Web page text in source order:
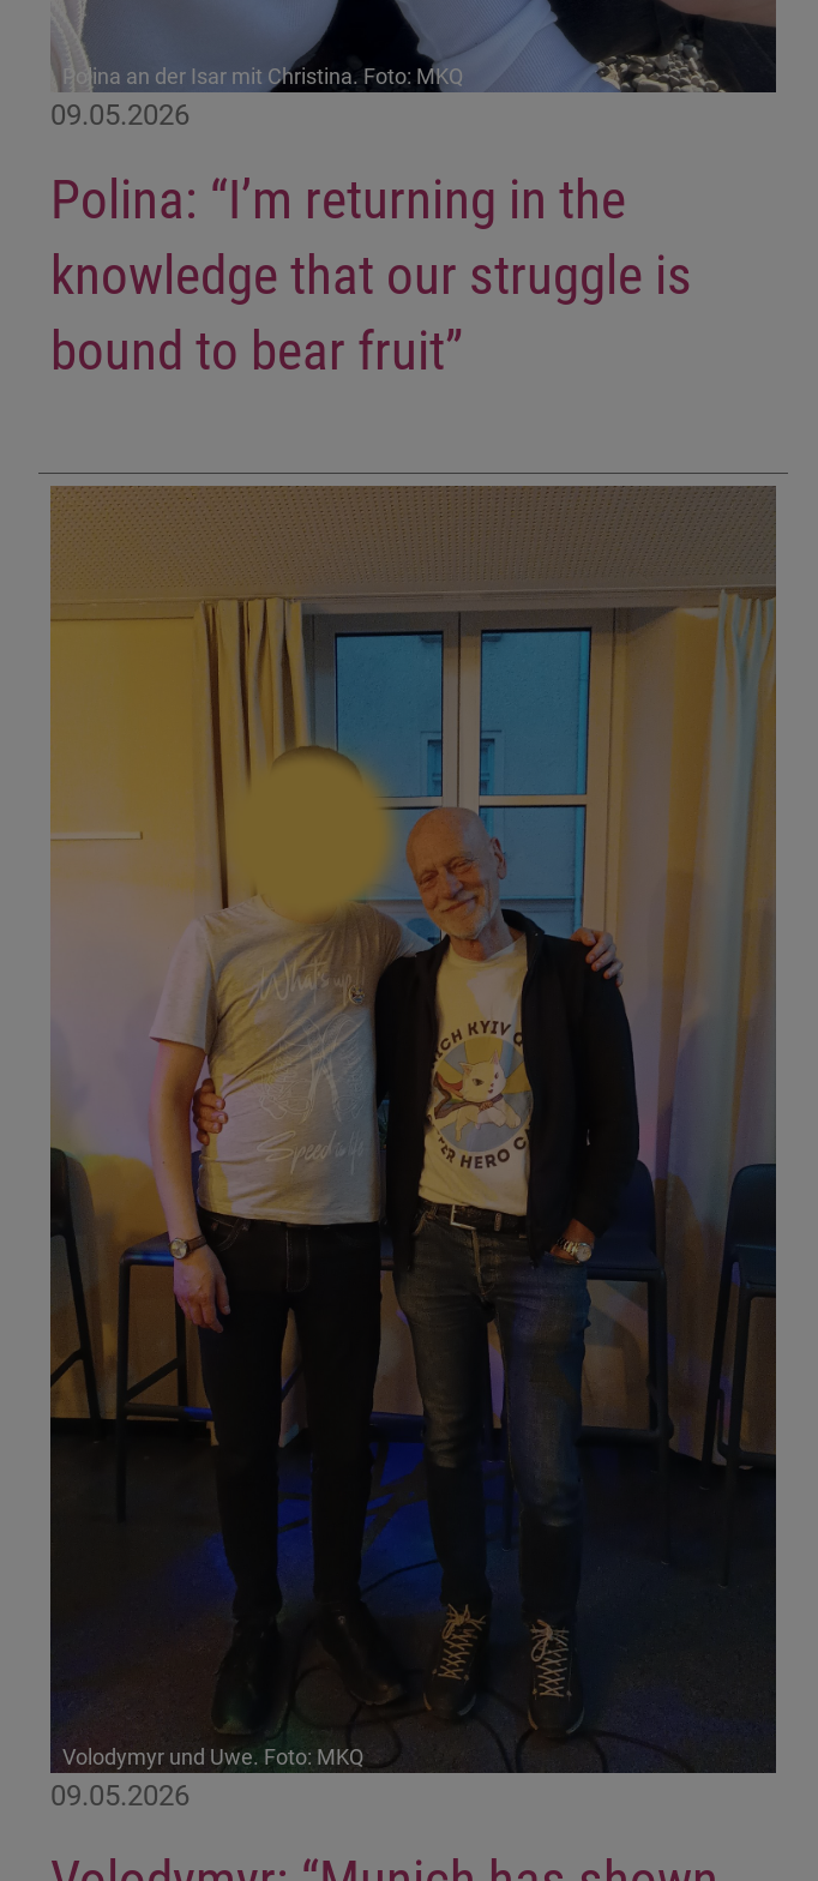
09.05.2026
Polina: “I’m returning in the
knowledge that our struggle is
bound to bear fruit”
Polina an der Isar mit Christina. Foto: MKQ
09.05.2026
Volodymyr und Uwe. Foto: MKQ